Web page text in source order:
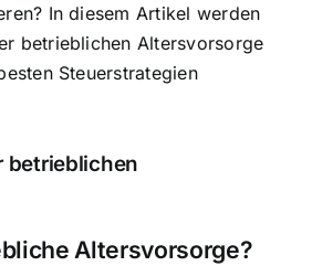
In diesem Artikel werden
betrieblichen Altersvorsorge
Steuerstrategien
betrieblichen
Altersvorsorge?